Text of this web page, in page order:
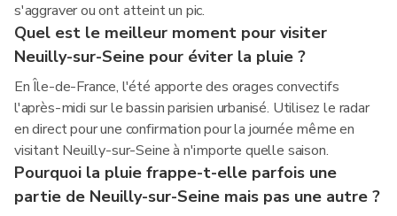
s'aggraver ou ont atteint un pic.
Quel est le meilleur moment pour visiter
Neuilly-sur-Seine pour éviter la pluie ?
En Île-de-France, l'été apporte des orages convectifs
l'après-midi sur le bassin parisien urbanisé. Utilisez le radar
en direct pour une confirmation pour la journée même en
visitant Neuilly-sur-Seine à n'importe quelle saison.
Pourquoi la pluie frappe-t-elle parfois une
partie de Neuilly-sur-Seine mais pas une autre ?